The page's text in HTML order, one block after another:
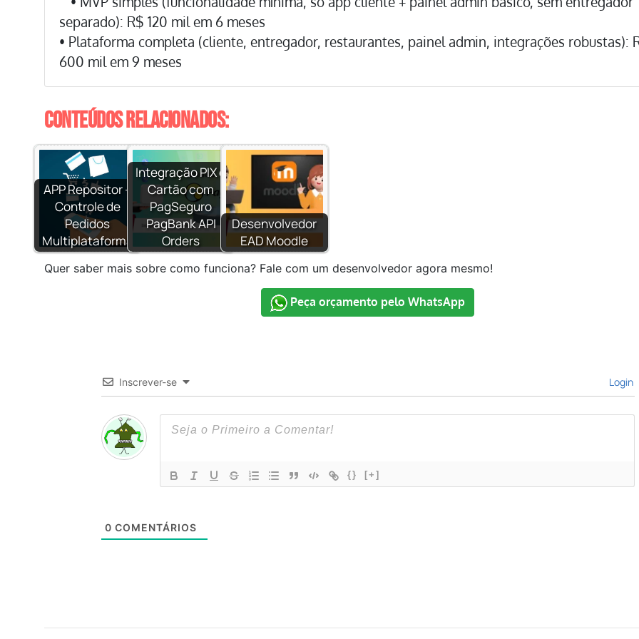
separado): R$ 120 mil em 6 meses
• Plataforma completa (cliente, entregador, restaurantes, painel admin, integrações robustas):
600 mil em 9 meses
Conteúdos relacionados:
APP Repositor –
Controle de
Pedidos
Multiplataforma
Integração PIX e
Cartão com
PagSeguro
PagBank API
Orders
Desenvolvedor
EAD Moodle
Quer saber mais sobre como funciona? Fale com um desenvolvedor agora mesmo!
Peça orçamento pelo WhatsApp
Inscrever-se Login
{} [+]
0 COMENTÁRIOS